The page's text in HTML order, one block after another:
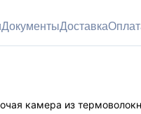
ДокументыДоставка
камера из